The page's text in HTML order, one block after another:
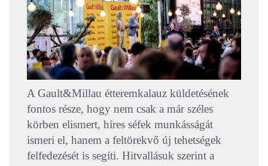
A Gault&Millau étteremkalauz küldetésének
fontos része, hogy nem csak a már széles
körben elismert, híres séfek munkásságát
ismeri el, hanem a feltörekvő új tehetségek
felfedezését is segíti. Hitvallásuk szerint a